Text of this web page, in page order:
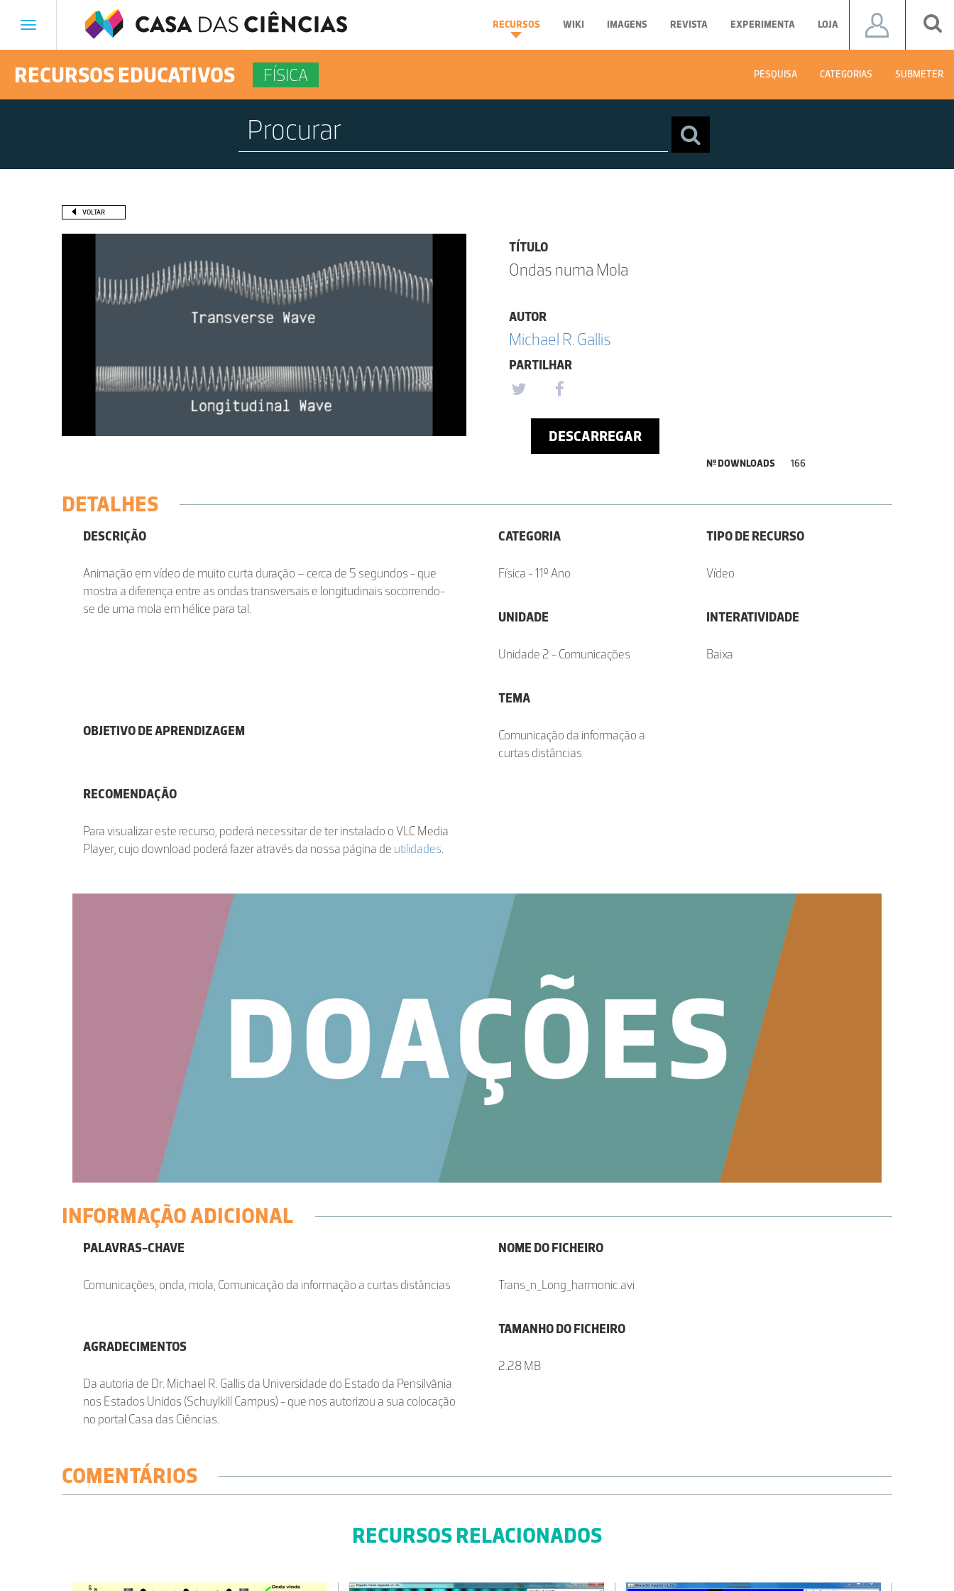
Toggle
RECURSOS WIKI IMAGENS REVISTA EXPERIMENTA LOJA
RECURSOS EDUCATIVOS FÍSICA PESQUISA CATEGORIAS SUBMETER
VOLTAR
TÍTULO
Ondas numa Mola
AUTOR
Michael R. Gallis
PARTILHAR
DESCARREGAR
Nº DOWNLOADS 166
DETALHES
DESCRIÇÃO
Animação em vídeo de muito curta duração – cerca de 5 segundos - que
mostra a diferença entre as ondas transversais e longitudinais socorrendo-
se de uma mola em hélice para tal.
OBJETIVO DE APRENDIZAGEM
RECOMENDAÇÃO
Para visualizar este recurso, poderá necessitar de ter instalado o VLC Media
Player, cujo download poderá fazer através da nossa página de utilidades.
CATEGORIA
Física - 11º Ano
UNIDADE
Unidade 2 - Comunicações
TEMA
Comunicação da informação a
curtas distâncias
TIPO DE RECURSO
Vídeo
INTERATIVIDADE
Baixa
INFORMAÇÃO ADICIONAL
PALAVRAS-CHAVE
Comunicações, onda, mola, Comunicação da informação a curtas distâncias
AGRADECIMENTOS
Da autoria de Dr. Michael R. Gallis da Universidade do Estado da Pensilvânia
nos Estados Unidos (Schuylkill Campus) - que nos autorizou a sua colocação
no portal Casa das Ciências.
NOME DO FICHEIRO
Trans_n_Long_harmonic.avi
TAMANHO DO FICHEIRO
2.28 MB
COMENTÁRIOS
RECURSOS RELACIONADOS